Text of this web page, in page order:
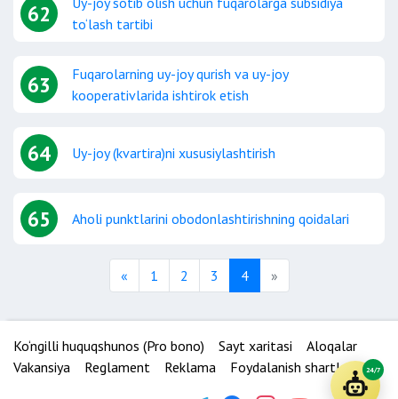
62
to‘lash tartibi
63
Fuqarolarning uy-joy qurish va uy-joy
kooperativlarida ishtirok etish
64 Uy-joy (kvartira)ni xususiylashtirish
65 Aholi punktlarini obodonlashtirishning qoidalari
«Previous
1 2 3 4 »Next
Ko‘ngilli huquqshunos (Pro bono) Sayt xaritasi
Aloqalar
Vakansiya
Reglament Reklama Foydalanish shartlari 24/7